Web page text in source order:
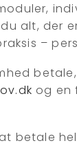
alt, der
–
og en
betale